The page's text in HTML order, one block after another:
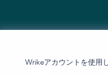
Wrikeアカウントを使用